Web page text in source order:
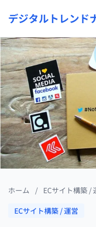
デジタルトレンド
ホーム / ECサイト構築 /
ECサイト構築 / 運営